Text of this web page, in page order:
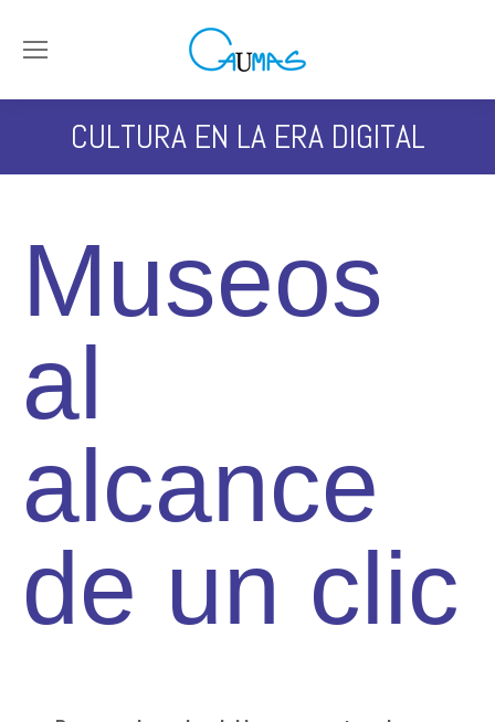
CULTURA EN LA ERA DIGITAL
Museos
al
alcance
de un clic